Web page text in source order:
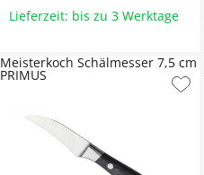
Lieferzeit: bis zu 3 Werktage
Meisterkoch Schälmesser 7,5 cm
PRIMUS